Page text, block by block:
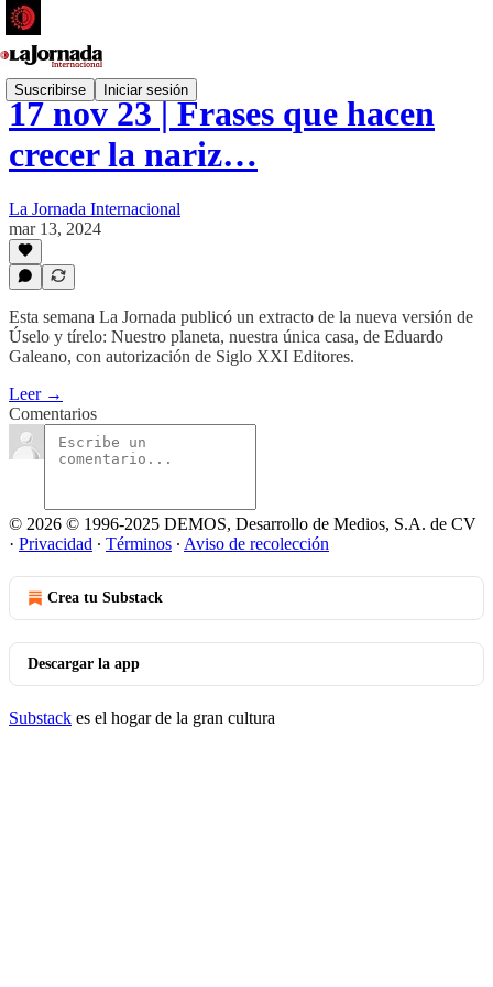
Suscribirse Iniciar sesión
17 nov 23 | Frases que hacen
crecer la nariz…
La Jornada Internacional
mar 13, 2024
Esta semana La Jornada publicó un extracto de la nueva versión de
Úselo y tírelo: Nuestro planeta, nuestra única casa, de Eduardo
Galeano, con autorización de Siglo XXI Editores.
Leer →
Comentarios
© 2026 © 1996-2025 DEMOS, Desarrollo de Medios, S.A. de CV
· Privacidad ∙ Términos ∙ Aviso de recolección
Crea tu Substack
Descargar la app
Substack es el hogar de la gran cultura